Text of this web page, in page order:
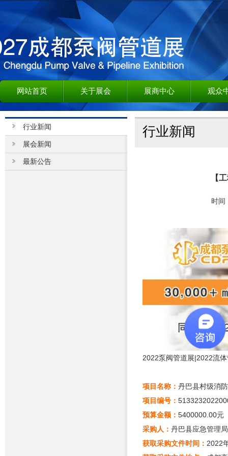
网站首页 关于展会 展商中心 观众
行业新闻
展会新闻
最新公告
行业新闻
【
时
2022泵阀管道展|2022流
项目名称： 丹巴县村级消
项目编号：
预算金额： 5400000.00元
采购人： 丹巴县应急管理局
获取采购文件时间： 2022